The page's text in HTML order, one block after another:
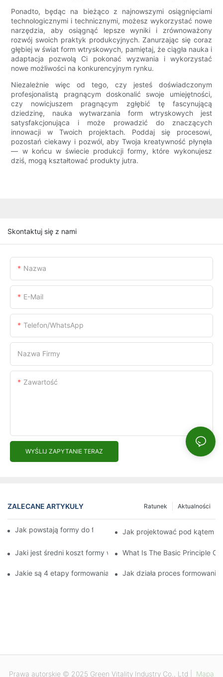
Ponadto, będąc na bieżąco z najnowszymi osiągnięciami
technologicznymi i technicznymi, możesz wykorzystać nowe
narzędzia, aby osiągnąć lepsze wyniki i zrównoważony
rozwój swoich praktyk produkcyjnych. Zanurzając się coraz
głębiej w świat form wtryskowych, pamiętaj, że ciągła nauka i
adaptacja pozwolą Ci pokonać wyzwania i wykorzystać
nowe możliwości na konkurencyjnym rynku.
Niezależnie więc od tego, czy jesteś doświadczonym
profesjonalistą pragnącym doskonalić swoje umiejętności,
czy nowicjuszem pragnącym zgłębić tę fascynującą
dziedzinę, nauka wytwarzania form wtryskowych jest
satysfakcjonująca i może prowadzić do znaczących
innowacji w Twoich projektach. Poddaj się procesowi,
pozostań ciekawy i pozwól, aby Twoja kreatywność płynęła
— w końcu w świecie produkcji formy, które wykonujesz
dziś, mogą kształtować produkty jutra.
Skontaktuj się z nami
Nazwa
E-Mail
Telefon/WhatsApp
Nazwa Firmy
Zawartość
WYŚLIJ ZAPYTANIE TERAZ
ZALECANE ARTYKUŁY Aktualności
Ratunek
Jak powstają formy do formowania wtryskowego?
Jak projektować pod kątem
Jaki jest średni koszt formy wtryskowej?What Is The Basic Principle
Jakie są 4 etapy formowania wtryskowego?
Jak działa proces
Prawa autorskie © 2025 Green Vitality Industry Co., Ltd | Mapa